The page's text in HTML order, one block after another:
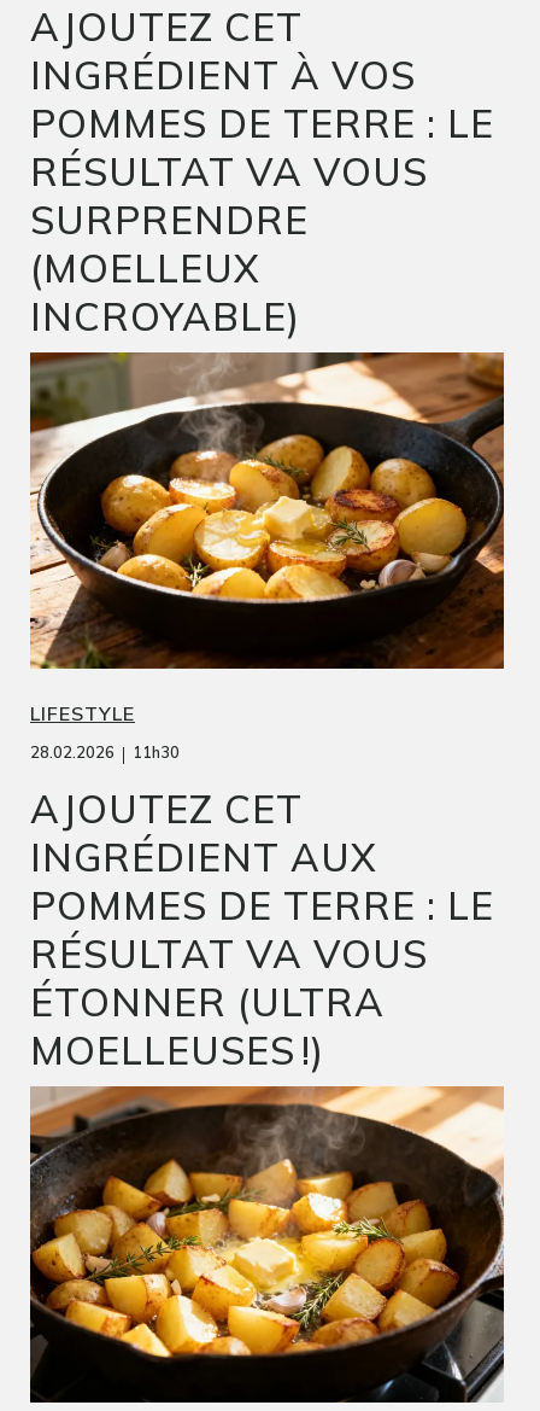
AJOUTEZ CET
INGRÉDIENT À VOS
POMMES DE TERRE : LE
RÉSULTAT VA VOUS
SURPRENDRE
(MOELLEUX
INCROYABLE)
LIFESTYLE
28.02.2026 | 11h30
AJOUTEZ CET
INGRÉDIENT AUX
POMMES DE TERRE : LE
RÉSULTAT VA VOUS
ÉTONNER (ULTRA
MOELLEUSES !)